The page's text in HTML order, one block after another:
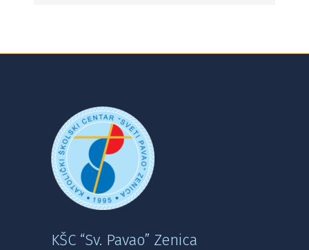
KŠC “Sv. Pavao” Zenica